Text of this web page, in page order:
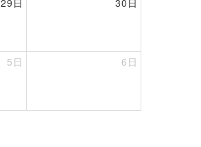
29日 30日
5日 6日